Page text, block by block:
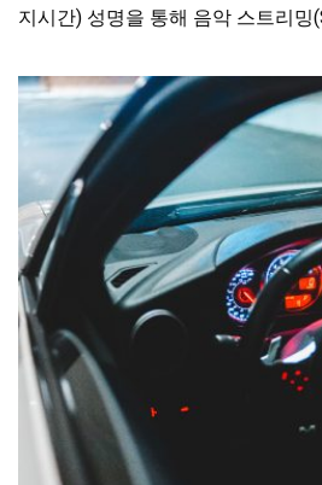
지시간) 성명을 통해 음악 스트리밍